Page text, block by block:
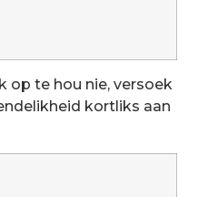
op te hou nie, versoek
kortliks aan